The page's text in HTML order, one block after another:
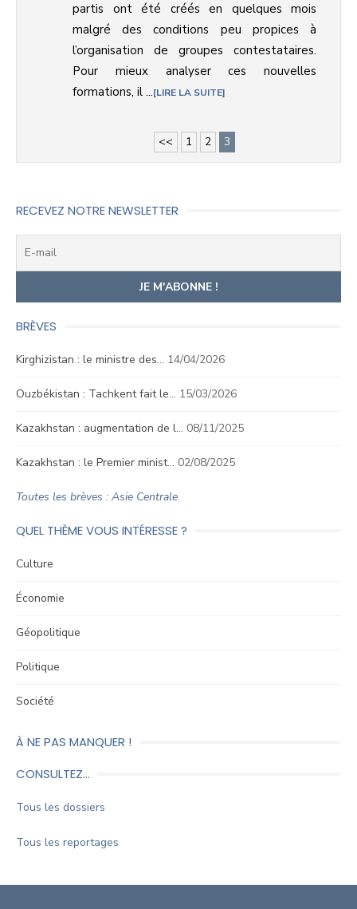
partis ont été créés en quelques mois
malgré des conditions peu propices à
l’organisation de groupes contestataires.
Pour mieux analyser ces nouvelles
formations, il ... LIRE LA SUITE
<< 1 2 3
RECEVEZ NOTRE NEWSLETTER
BRÈVES
Kirghizistan : le ministre des… 14/04/2026
Ouzbékistan : Tachkent fait le… 15/03/2026
Kazakhstan : augmentation de l… 08/11/2025
Kazakhstan : le Premier minist… 02/08/2025
Toutes les brèves : Asie Centrale
QUEL THÈME VOUS INTÉRESSE ?
Culture
Économie
Géopolitique
Politique
Société
À NE PAS MANQUER !
CONSULTEZ…
Tous les dossiers
Tous les reportages